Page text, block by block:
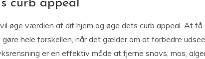
curb appeal
øge værdien af dit hjem og øge dets curb appeal. At
hele forskellen, når det gælder om at forbedre
er en effektiv måde at fjerne snavs, mos,